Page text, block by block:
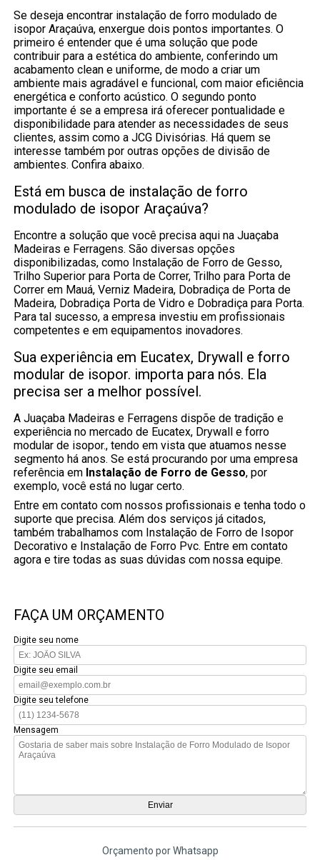
Se deseja encontrar instalação de forro modulado de
isopor Araçaúva, enxergue dois pontos importantes. O
primeiro é entender que é uma solução que pode
contribuir para a estética do ambiente, conferindo um
acabamento clean e uniforme, de modo a criar um
ambiente mais agradável e funcional, com maior eficiência
energética e conforto acústico. O segundo ponto
importante é se a empresa irá oferecer pontualidade e
disponibilidade para atender as necessidades de seus
clientes, assim como a JCG Divisórias. Há quem se
interesse também por outras opções de divisão de
ambientes. Confira abaixo.
Está em busca de instalação de forro
modulado de isopor Araçaúva?
Encontre a solução que você precisa aqui na Juaçaba
Madeiras e Ferragens. São diversas opções
disponibilizadas, como Instalação de Forro de Gesso,
Trilho Superior para Porta de Correr, Trilho para Porta de
Correr em Mauá, Verniz Madeira, Dobradiça de Porta de
Madeira, Dobradiça Porta de Vidro e Dobradiça para Porta.
Para tal sucesso, a empresa investiu em profissionais
competentes e em equipamentos inovadores.
Sua experiência em Eucatex, Drywall e forro
modular de isopor. importa para nós. Ela
precisa ser a melhor possível.
A Juaçaba Madeiras e Ferragens dispõe de tradição e
experiência no mercado de Eucatex, Drywall e forro
modular de isopor., tendo em vista que atuamos nesse
segmento há anos. Se está procurando por uma empresa
referência em Instalação de Forro de Gesso, por
exemplo, você está no lugar certo.
Entre em contato com nossos profissionais e tenha todo o
suporte que precisa. Além dos serviços já citados,
também trabalhamos com Instalação de Forro de Isopor
Decorativo e Instalação de Forro Pvc. Entre em contato
agora e tire todas as suas dúvidas com nossa equipe.
FAÇA UM ORÇAMENTO
Digite seu nome
Digite seu email
Digite seu telefone
Mensagem
Orçamento por Whatsapp